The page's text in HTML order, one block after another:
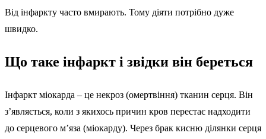
Від інфаркту часто вмирають. Тому діяти потрібно дуже
швидко.
Що таке інфаркт і звідки він береться
Інфаркт міокарда – це некроз (омертвіння) тканин серця. Він
з’являється, коли з якихось причин кров перестає надходити
до серцевого м’яза (міокарду). Через брак кисню ділянки серця